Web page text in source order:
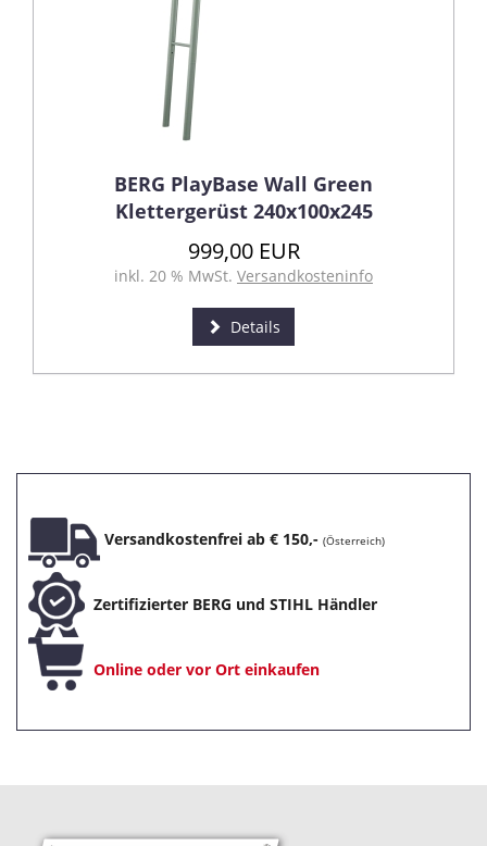
BERG PlayBase Wall Green
Klettergerüst 240x100x245
999,00 EUR
inkl. 20 % MwSt. Versandkosteninfo
Details
Versandkostenfrei ab € 150,- (Österreich)
Zertifizierter BERG und STIHL Händler
Online oder vor Ort einkaufen